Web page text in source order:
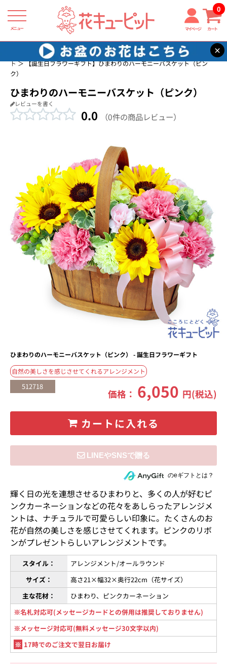
メニュー マイページ カート
0
×
花キューピット
誕生日に贈る花・花束・アレンジメントのフラワーギフ
ト
【誕生日フラワーギフト】ひまわりのハーモニーバスケット（ピン
ク）
ひまわりのハーモニーバスケット（ピンク）
レビューを書く
0.0 （0件の商品レビュー）
ひまわりのハーモニーバスケット（ピンク） - 誕生日フラワーギフト
自然の美しさを感じさせてくれるアレンジメント
512718
価格： 6,050 円(税込)
カートに入れる
住所を知らない相手にeギフトで贈るのeギフトとは？
輝く日の光を連想させるひまわりと、多くの人が好むピ
ンクカーネーションなどの花々をあしらったアレンジメ
ントは、ナチュラルで可愛らしい印象に。たくさんのお
花が自然の美しさを感じさせてくれます。ピンクのリボ
ンがプレゼントらしいアレンジメントです。
スタイル：
アレンジメント/オールラウンド
サイズ：
高さ21×幅32×奥行22cm（花サイズ）
主な花材：
ひまわり、ピンクカーネーション
※名札対応可(メッセージカードとの併用は推奨しておりません)
※メッセージ対応可(無料メッセージ30文字以内)
※ 17時でのご注文で翌日お届け